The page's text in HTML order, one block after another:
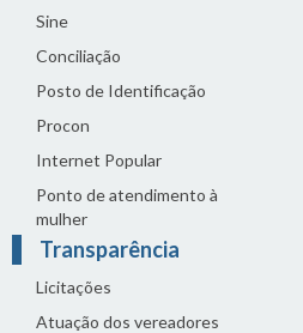
Sine
Conciliação
Posto de Identificação
Procon
Internet Popular
Ponto de atendimento à
mulher
Transparência
Licitações
Atuação dos vereadores